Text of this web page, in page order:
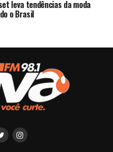
leva tendências da moda
o Brasil